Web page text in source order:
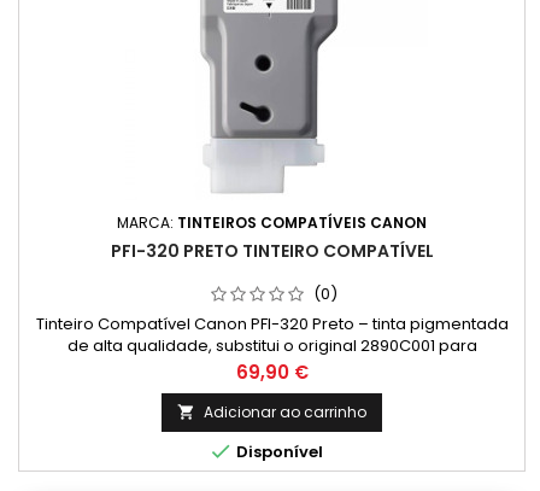
MARCA: TINTEIROS COMPATÍVEIS CANON
PFI-320 PRETO TINTEIRO COMPATÍVEL
(0)
Tinteiro Compatível Canon PFI-320 Preto – tinta pigmentada
de alta qualidade, substitui o original 2890C001 para
impressões profissionais e duradouras. Capacidade: 300ml
Preço
69,90 €
 Adicionar ao carrinho
 Disponível